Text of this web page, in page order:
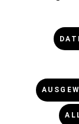
RECHTLICHES
* Alle